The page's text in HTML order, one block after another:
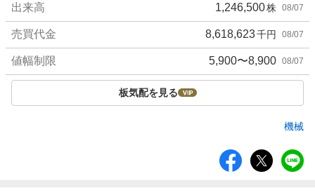
出来高 1,246,500株 08/07
売買代金 8,618,623千円 08/07
値幅制限 5,900〜8,900 08/07
板気配を見る
機械
ア